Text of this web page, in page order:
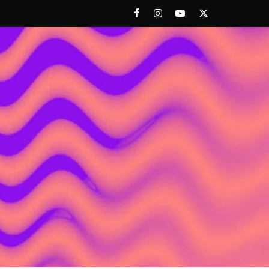
FacebookInstagramYoutubeTwitter